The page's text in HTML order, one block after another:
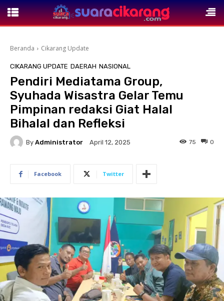
Beranda Cikarang Update
CIKARANG UPDATE DAERAH NASIONAL
Pendiri Mediatama Group,
Syuhada Wisastra Gelar Temu
Pimpinan redaksi Giat Halal
Bihalal dan Refleksi
By Administrator April 12, 2025 0
75
Facebook Twitter